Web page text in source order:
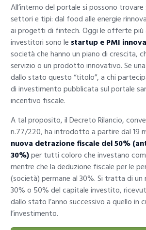
All’interno del portale si possono
settori e tipi: dal food alle energie
ai progetti di fintech. Oggi le offerte più
investitori sono le startup e PMI
società che hanno un piano di crescita,
servizio o un prodotto innovativo. Se
dallo stato questo “titolo”, a chi
di investimento pubblicata sul portale
incentivo fiscale.
A tal proposito, il Decreto Rilancio,
n.77/220, ha introdotto a partire dal 19
nuova detrazione fiscale del 50%
30%)per tutti coloro che investano
mentre che la deduzione fiscale per le
(società) permane al 30%. Si tratta di un
30% o 50% del capitale investito,
dallo stato l’anno successivo a quello in
l’investimento.